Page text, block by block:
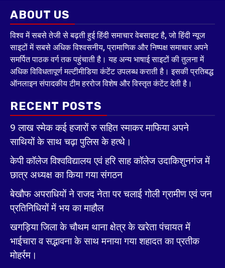
ABOUT US
विश्व में सबसे तेजी से बढ़ती हुई हिंदी समाचार वेबसाइट है, जो हिंदी न्यूज
साइटों में सबसे अधिक विश्वसनीय, प्रामाणिक और निष्पक्ष समाचार अपने
समर्पित पाठक वर्ग तक पहुंचाती है। यह अन्य भाषाई साइटों की तुलना में
अधिक विविधतापूर्ण मल्टीमीडिया कंटेंट उपलब्ध कराती है। इसकी प्रतिबद्ध
ऑनलाइन संपादकीय टीम हररोज विशेष और विस्तृत कंटेंट देती है।
RECENT POSTS
9 लाख स्मेक कई हजारों रु सहित स्माकर माफिया अपने
साथियों के साथ चढ़ा पुलिस के हत्थे।
केपी कॉलेज विश्वविद्यालय एवं हरि साह कॉलेज उदाकिशुनगंज में
छात्र अध्यक्ष का किया गया संगठन
बेखौफ अपराधियों ने राजद नेता पर चलाई गोली ग्रामीण एवं जन
प्रतिनिधियों में भय का माहौल
खगड़िया जिला के चौथम थाना क्षेत्र के खरेता पंचायत में
भाईचारा व सद्भावना के साथ मनाया गया शहादत का प्रतीक
मोहर्रम।